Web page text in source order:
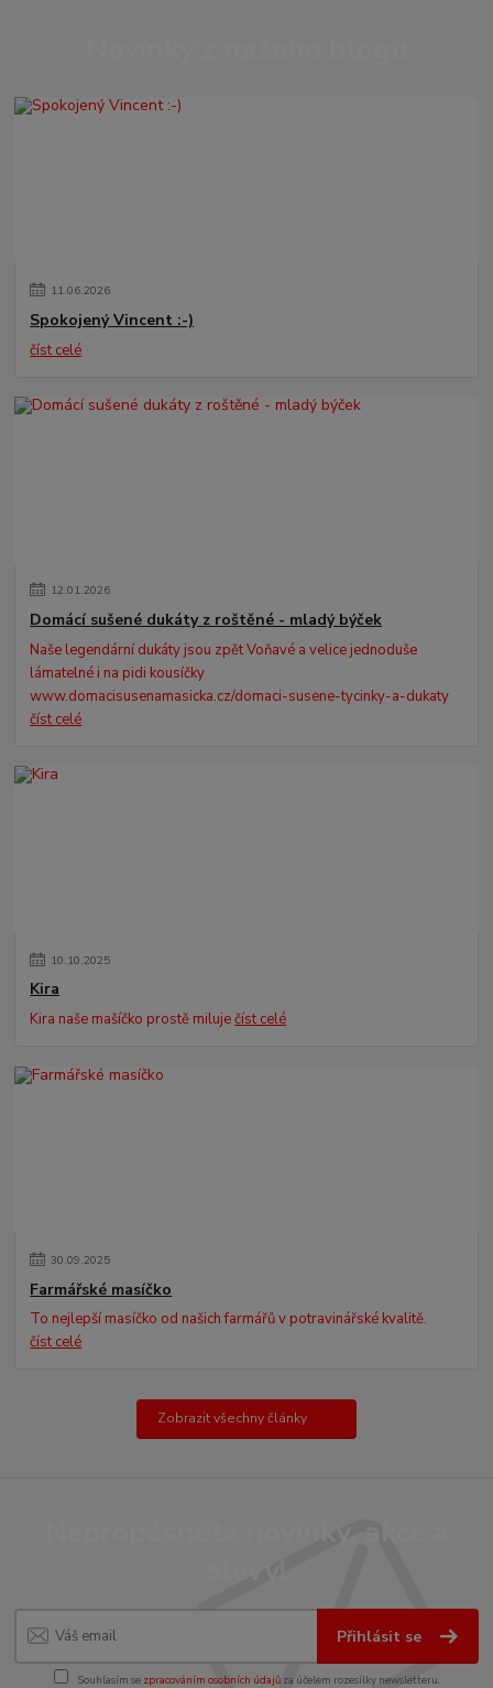
11.06.2026
Spokojený Vincent :-)
číst celé
12.01.2026
Domácí sušené dukáty z roštěné - mladý býček
Naše legendární dukáty jsou zpět Voňavé a velice jednoduše
lámatelné i na pidi kousíčky
www.domacisusenamasicka.cz/domaci-susene-tycinky-a-dukaty
číst celé
10.10.2025
Kira
Kira naše mašíčko prostě miluječíst celé
30.09.2025
Farmářské masíčko
To nejlepší masíčko od našich farmářů v potravinářské kvalitě.
číst celé
Zobrazit všechny články
Přihlásit se
Souhlasím se zpracováním osobních údajůza účelem rozesílky newsletteru.